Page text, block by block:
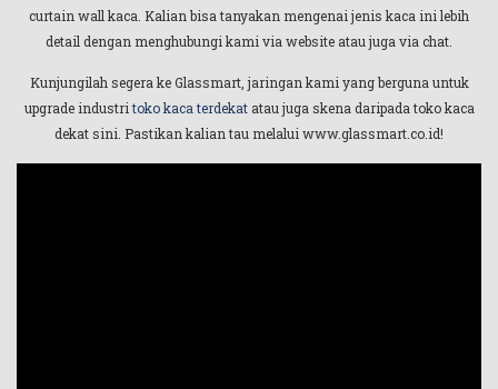
curtain wall kaca. Kalian bisa tanyakan mengenai jenis kaca ini lebih
detail dengan menghubungi kami via website atau juga via chat.
Kunjungilah segera ke Glassmart, jaringan kami yang berguna untuk
upgrade industritoko kaca terdekatatau juga skena daripada toko kaca
dekat sini. Pastikan kalian tau melalui www.glassmart.co.id!